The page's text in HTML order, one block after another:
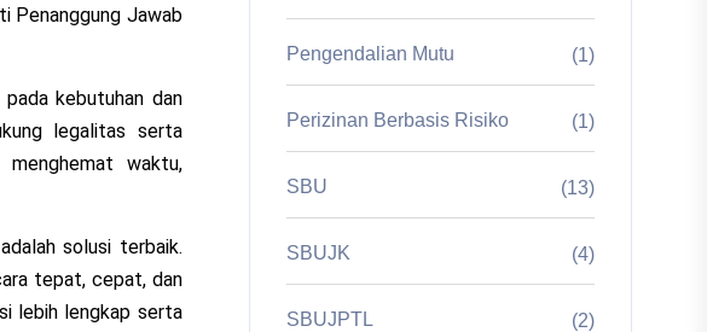
Penanggung Jawab
kebutuhan dan
legalitas serta
menghemat waktu,
solusi terbaik.
tepat, cepat, dan
lebih lengkap serta
Pengendalian Mutu (1)
Perizinan Berbasis Risiko (1)
SBU (13)
SBUJK (4)
SBUJPTL (2)